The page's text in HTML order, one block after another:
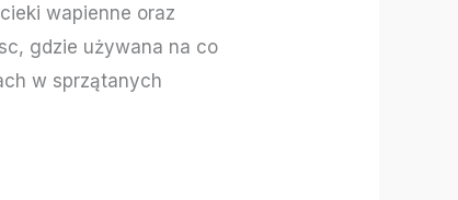
wapienne oraz
gdzie używana na co
w sprzątanych